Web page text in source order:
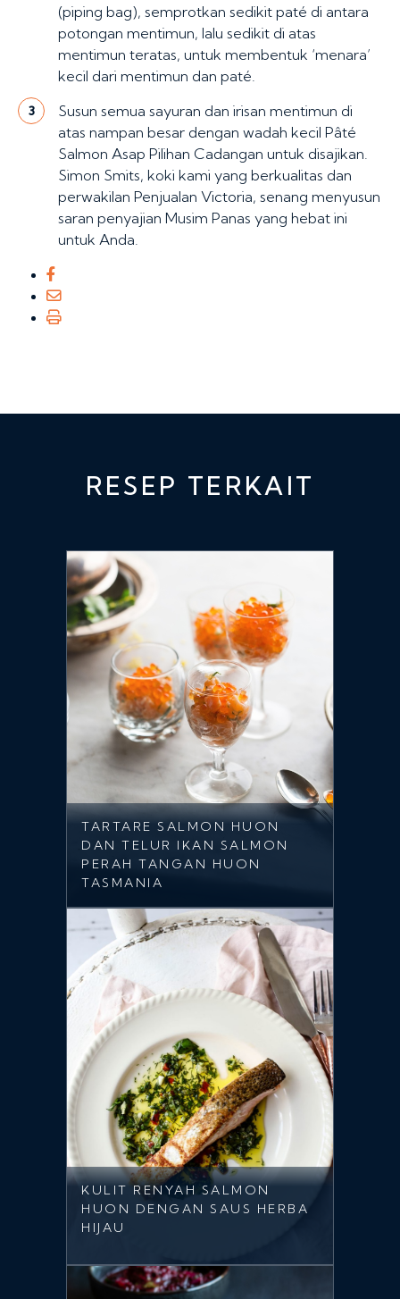
(piping bag), semprotkan sedikit paté di antara
potongan mentimun, lalu sedikit di atas
mentimun teratas, untuk membentuk ‘menara’
kecil dari mentimun dan paté.
3
Susun semua sayuran dan irisan mentimun di
atas nampan besar dengan wadah kecil Pâté
Salmon Asap Pilihan Cadangan untuk disajikan.
Simon Smits, koki kami yang berkualitas dan
perwakilan Penjualan Victoria, senang menyusun
saran penyajian Musim Panas yang hebat ini
untuk Anda.
RESEP TERKAIT
TARTARE SALMON HUON
DAN TELUR IKAN SALMON
PERAH TANGAN HUON
TASMANIA
KULIT RENYAH SALMON
HUON DENGAN SAUS HERBA
HIJAU